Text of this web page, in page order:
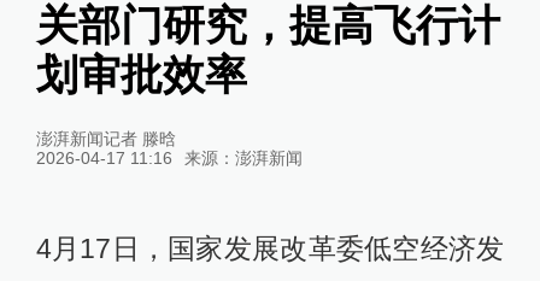
关部门研究，提高飞行计
划审批效率
澎湃新闻记者 滕晗
2026-04-17 11:16
来源： 澎湃新闻
4月17日，国家发展改革委低空经济发